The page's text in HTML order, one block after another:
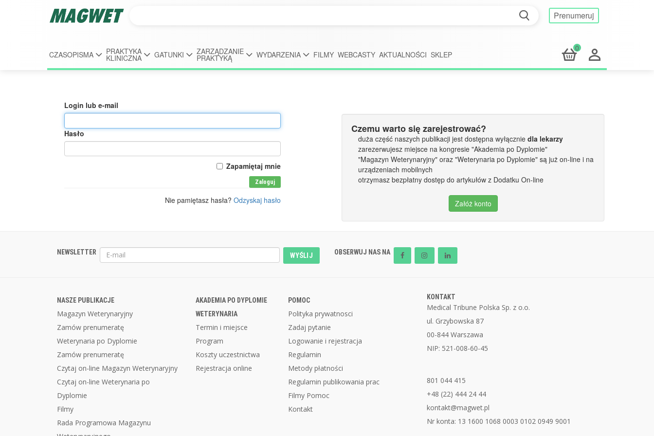
Prenumeruj
CZASOPISMA PRAKTYKA
KLINICZNA GATUNKI ZARZĄDZANIE
PRAKTYKĄ WYDARZENIA FILMY WEBCASTY AKTUALNOŚCI SKLEP
0
Login lub e-mail
Hasło
Zapamiętaj mnie
Zaloguj
Nie pamiętasz hasła? Odzyskaj hasło
Czemu warto się zarejestrować?
duża część naszych publikacji jest dostępna wyłącznie dla lekarzy
zarezerwujesz miejsce na kongresie "Akademia po Dyplomie"
"Magazyn Weterynaryjny" oraz "Weterynaria po Dyplomie" są już on-line i na
urządzeniach mobilnych
otrzymasz bezpłatny dostęp do artykułów z Dodatku On-line
Załóż konto
NEWSLETTER WYŚLIJ OBSERWUJ NAS NA
NASZE PUBLIKACJE
Magazyn Weterynaryjny
Zamów prenumeratę
Weterynaria po Dyplomie
Zamów prenumeratę
Czytaj on-line Magazyn Weterynaryjny
Czytaj on-line Weterynaria po
Dyplomie
Filmy
Rada Programowa Magazynu
AKADEMIA PO DYPLOMIE
WETERYNARIA
Termin i miejsce
Program
Koszty uczestnictwa
Rejestracja online
POMOC
Polityka prywatnosci
Zadaj pytanie
Logowanie i rejestracja
Regulamin
Metody płatności
Regulamin publikowania prac
Filmy Pomoc
Kontakt
KONTAKT
Medical Tribune Polska Sp. z o.o.
ul. Grzybowska 87
00-844 Warszawa
NIP: 521-008-60-45
801 044 415
+48 (22) 444 24 44
kontakt@magwet.pl
Nr konta: 13 1600 1068 0003 0102 0949 9001